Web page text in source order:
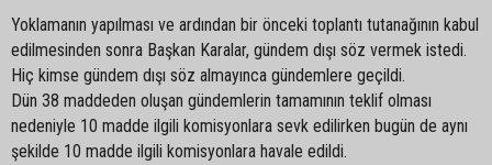
Yoklamanın yapılması ve ardından bir önceki toplantı tutanağının kabul
edilmesinden sonra Başkan Karalar, gündem dışı söz vermek istedi.
Hiç kimse gündem dışı söz almayınca gündemlere geçildi.
Dün 38 maddeden oluşan gündemlerin tamamının teklif olması
nedeniyle 10 madde ilgili komisyonlara sevk edilirken bugün de aynı
şekilde 10 madde ilgili komisyonlara havale edildi.